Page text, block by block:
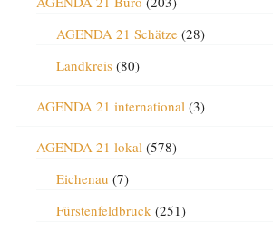
AGENDA 21 Schätze(28)
Landkreis(80)
AGENDA 21 international (3)
AGENDA 21 lokal (578)
Eichenau (7)
Fürstenfeldbruck (251)